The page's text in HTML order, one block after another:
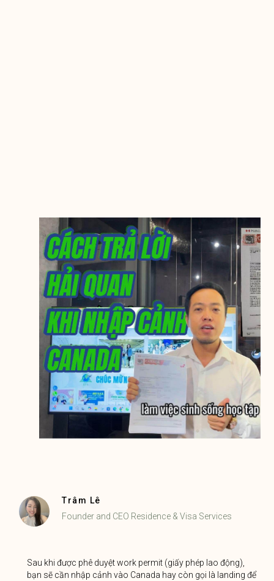
Trâm Lê
Founder and CEO Residence & Visa Services
Sau khi được phê duyệt work permit (giấy phép lao động),
bạn sẽ cần nhập cảnh vào Canada hay còn gọi là landing để